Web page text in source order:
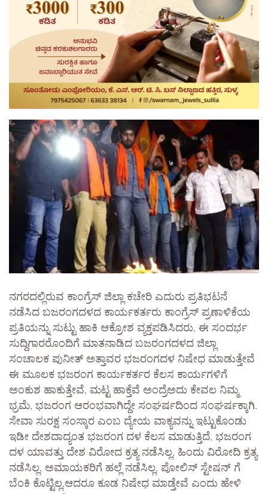
ನಗರದಲ್ಲಿರುವ ಕಾಂಗ್ರೆಸ್ ಜಿಲ್ಲಾ ಕಚೇರಿ ಎದುರು ಪ್ರತಿಭಟನೆ
ನಡೆಸಿದ ಬಜರಂಗದಳದ ಕಾರ್ಯಕರ್ತರು ಕಾಂಗ್ರೆಸ್ ಪ್ರಣಾಳಿಕೆಯ
ಪ್ರತಿಯನ್ನು ಸುಟ್ಟು ಹಾಕಿ ಆಕ್ರೋಶ ವ್ಯಕ್ತಪಡಿಸಿದರು, ಈ ಸಂದರ್ಭ
ಸುದ್ದಿಗಾರರೊಂದಿಗೆ ಮಾತನಾಡಿದ ಬಜರಂಗದಳದ ಜಿಲ್ಲಾ
ಸಂಚಾಲಕ ಪುನೀತ್ ಅತ್ತಾವರ ಭಜರಂಗದಳ ನಿಷೇಧ ಮಾಡುತ್ತೇವೆ
ಈ ಮೂಲಕ ಭಜರಂಗ ಕಾರ್ಯಕರ್ತರ ಕೆಲಸ ಕಾರ್ಯಗಳಿಗೆ
ಅಂಕುಶ ಹಾಕುತ್ತೇವೆ, ಮಟ್ಟ ಹಾಕ್ತೆವೆ ಅಂದ್ರೆಅದು ಕೇವಲ ನಿಮ್ಮ
ಭ್ರಮೆ, ಭಜರಂಗ ಆರಂಭವಾಗಿದ್ದೇ ಸಂಘರ್ಷದಿಂದ ಸಂಘರ್ಷಕ್ಕಾಗಿ.
ಸೇವಾ ಸುರಕ್ಷ ಸಂಸ್ಕಾರ ಎಂಬ ದ್ಯೇಯ ವಾಕ್ಯವನ್ನು ಇಟ್ಟುಕೊಂಡು
ಇಡೀ ದೇಶದಾದ್ಯಂತ ಭಜರಂಗ ದಳ ಕೆಲಸ ಮಾಡುತ್ತಿದೆ, ಭಜರಂಗ
ದಳ ಯಾವತ್ತು ದೇಶ ವಿರೋದ ಕ್ರತ್ಯ ನಡೆಸಿಲ್ಲ, ಹಿಂದು ವಿರೋದಿ ಕ್ರತ್ಯ
ನಡೆಸಿಲ್ಲ, ಅಮಾಯಕರಿಗೆ ಹಲ್ಲೆ ನಡೆಸಿಲ್ಲ, ಪೋಲಿಸ್ ಸ್ಟೇಷನ್ ಗೆ
ಬೆಂಕಿ ಕೊಟ್ಟಿಲ್ಲ,ಆದರೂ ಕೂಡ ನಿಷೇಧ ಮಾಡ್ತೇವೆ ಎಂದು ಹೇಳಿ